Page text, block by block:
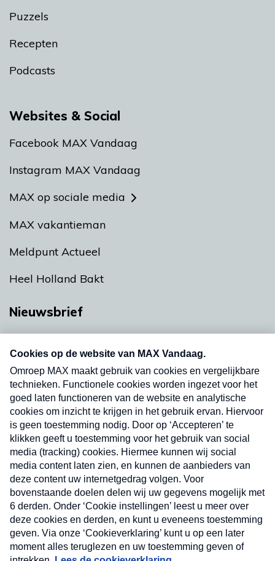
Puzzels
Recepten
Podcasts
Websites & Social
Facebook MAX Vandaag
Instagram MAX Vandaag
MAX op sociale media
MAX vakantieman
Meldpunt Actueel
Heel Holland Bakt
Nieuwsbrief
nieuwsbrief. Elke vrijdag- en dinsdagochtend in
uw mailbox.
Verzend
Nieuwsbrief
Neem hier een gratis abonnement op onze
nieuwsbrief. Elke vrijdag- en dinsdagochtend in uw